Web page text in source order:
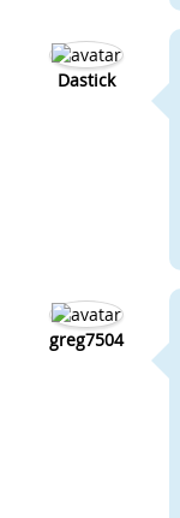
Dastick
greg7504